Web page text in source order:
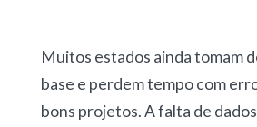
Muitos estados ainda tomam
base e perdem tempo com
bons projetos. A falta de